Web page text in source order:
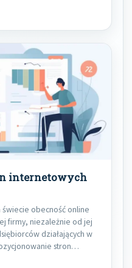
internetowych
obecność online
firmy, niezależnie od jej
działających w
stron